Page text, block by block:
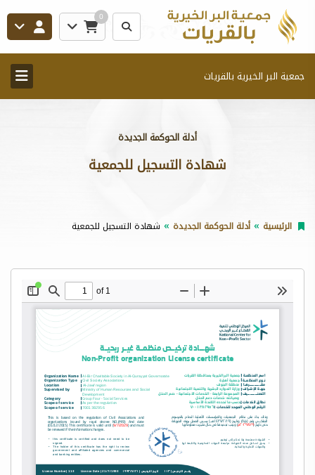
0
جمعية البر الخيرية بالقريات
أدلة الحوكمة الجديدة
شهادة التسجيل للجمعية
الرئيسية أدلة الحوكمة الجديدة شهادة التسجيل للجمعية